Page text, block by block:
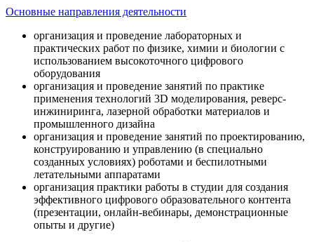
Основные направления деятельности
организация и проведение лабораторных и
практических работ по физике, химии и биологии с
использованием высокоточного цифрового
оборудования
организация и проведение занятий по практике
применения технологий 3D моделирования, реверс-
инжиниринга, лазерной обработки материалов и
промышленного дизайна
организация и проведение занятий по проектированию,
конструированию и управлению (в специально
созданных условиях) роботами и беспилотными
летательными аппаратами
организация практики работы в студии для создания
эффективного цифрового образовательного контента
(презентации, онлайн-вебинары, демонстрационные
опыты и другие)